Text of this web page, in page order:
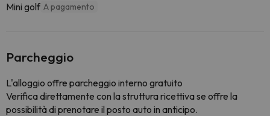
Mini golf A pagamento
Parcheggio
L'alloggio offre parcheggio interno gratuito
Verifica direttamente con la struttura ricettiva se offre la
possibilità di prenotare il posto auto in anticipo.